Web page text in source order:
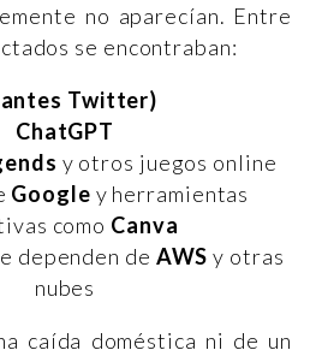
no aparecían. Entre
se encontraban:
Twitter)
ChatGPT
y otros juegos online
Google y herramientas
como Canva
dependen de AWS y otras
nubes
caída doméstica ni de un